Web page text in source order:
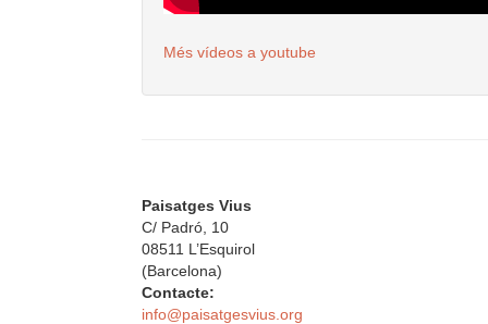
Més vídeos a youtube
Paisatges Vius
C/ Padró, 10
08511 L’Esquirol
(Barcelona)
Contacte:
info@paisatgesvius.org